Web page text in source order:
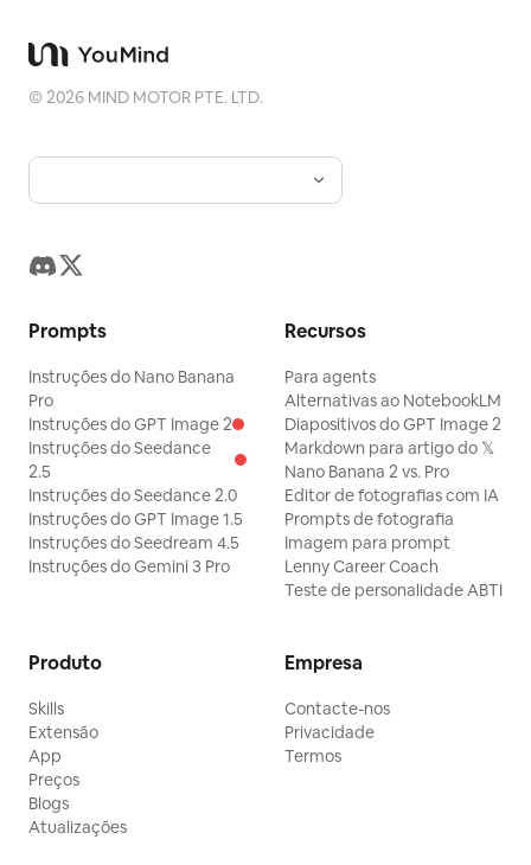
©2026 MIND MOTOR PTE. LTD.
Prompts
Instruções do Nano Banana
Pro
Instruções do GPT Image 2
Instruções do Seedance
2.5
Instruções do Seedance 2.0
Instruções do GPT Image 1.5
Instruções do Seedream 4.5
Instruções do Gemini 3 Pro
Recursos
Para agents
Alternativas ao NotebookLM
Diapositivos do GPT Image 2
Markdown para artigo do 𝕏
Nano Banana 2 vs. Pro
Editor de fotografias com IA
Prompts de fotografia
Imagem para prompt
Lenny Career Coach
Teste de personalidade ABTI
Produto
Skills
Extensão
App
Preços
Blogs
Atualizações
Empresa
Contacte-nos
Privacidade
Termos